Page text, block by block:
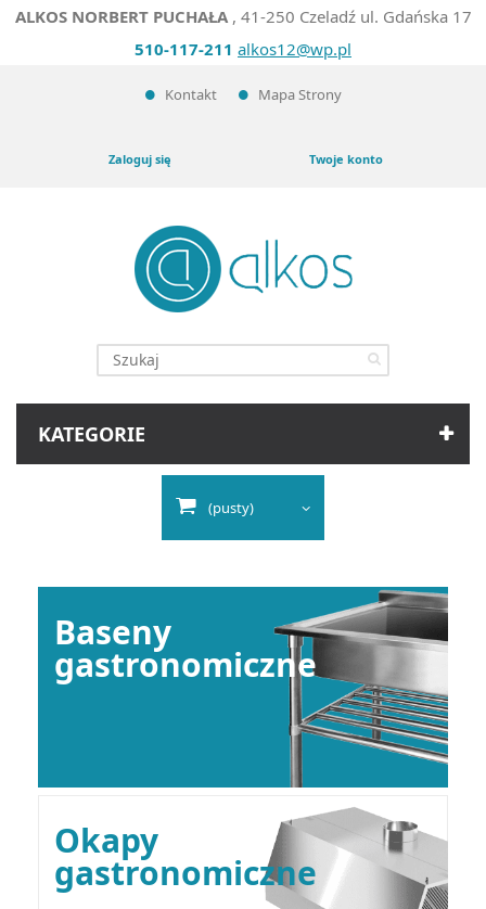
ALKOS NORBERT PUCHAŁA, 41-250 Czeladź ul. Gdańska 17
510-117-211 alkos12@wp.pl
Kontakt Mapa Strony
Zaloguj się Twoje konto
KATEGORIE
(pusty)
Baseny
gastronomiczne
Okapy
gastronomiczne